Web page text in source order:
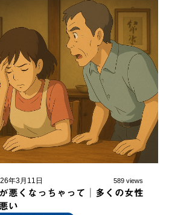
年3月11日 589 views
悪くなっちゃって│多くの女性
い